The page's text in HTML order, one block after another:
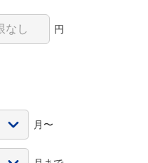
円
月〜